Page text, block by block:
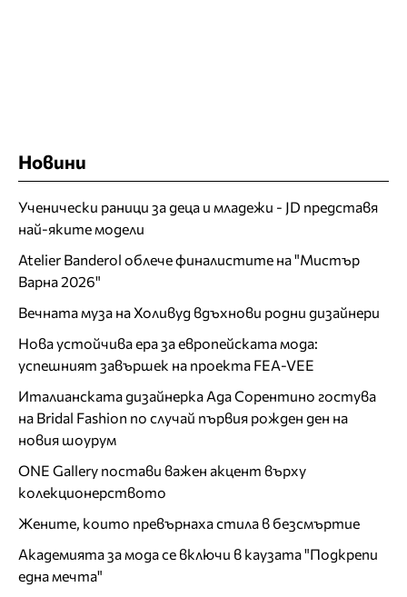
Новини
Ученически раници за деца и младежи - JD представя
най-яките модели
Atelier Banderol облече финалистите на "Мистър
Варна 2026"
Вечната муза на Холивуд вдъхнови родни дизайнери
Нова устойчива ера за европейската мода:
успешният завършек на проекта FEA-VEE
Италианската дизайнерка Ада Сорентино гостува
на Bridal Fashion по случай първия рожден ден на
новия шоурум
ONE Gallery постави важен акцент върху
колекционерството
Жените, които превърнаха стила в безсмъртие
Академията за мода се включи в каузата "Подкрепи
една мечта"